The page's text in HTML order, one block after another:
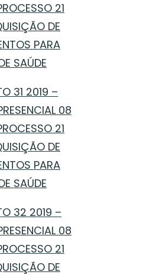
21
DE
PARA
SAÚDE
31 2019 –
08
21
DE
PARA
SAÚDE
32 2019 –
08
21
DE